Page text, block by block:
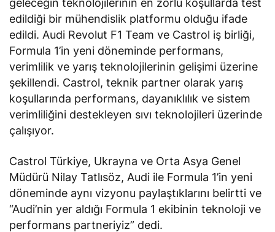
edildiği bir mühendislik platformu olduğu ifade
edildi. Audi Revolut F1 Team ve Castrol iş birliği,
Formula 1’in yeni döneminde performans,
verimlilik ve yarış teknolojilerinin gelişimi üzerine
şekillendi. Castrol, teknik partner olarak yarış
koşullarında performans, dayanıklılık ve sistem
verimliliğini destekleyen sıvı teknolojileri üzerinde
çalışıyor.
Castrol Türkiye, Ukrayna ve Orta Asya Genel
Müdürü Nilay Tatlısöz, Audi ile Formula 1’in yeni
döneminde aynı vizyonu paylaştıklarını belirtti ve
“Audi’nin yer aldığı Formula 1 ekibinin teknoloji ve
performans partneriyiz” dedi.